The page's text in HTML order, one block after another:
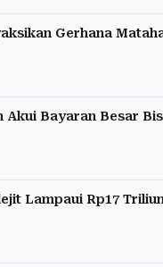
Gerhana
Akui Bayaran Besar
Lampaui Rp17